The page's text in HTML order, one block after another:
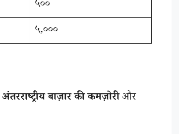
५००
५,०००
अंतरराष्ट्रीय बाज़ार की कमज़ोरीऔर